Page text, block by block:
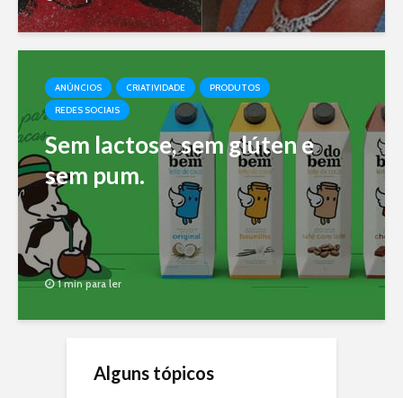
ANÚNCIOS CRIATIVIDADE
PRODUTOS
REDES SOCIAIS
Sem lactose, sem glúten e
sem pum.
1 min para ler
Alguns tópicos